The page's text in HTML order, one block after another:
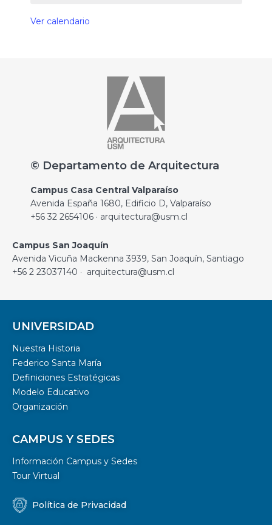
Ver calendario
© Departamento de Arquitectura
Campus Casa Central Valparaíso
Avenida España 1680, Edificio D, Valparaíso
+56 32 2654106 · arquitectura@usm.cl
Campus San Joaquín
Avenida Vicuña Mackenna 3939, San Joaquín, Santiago
+56 2 23037140 · arquitectura@usm.cl
UNIVERSIDAD
Nuestra Historia
Federico Santa María
Definiciones Estratégicas
Modelo Educativo
Organización
CAMPUS Y SEDES
Información Campus y Sedes
Tour Virtual
Política de Privacidad